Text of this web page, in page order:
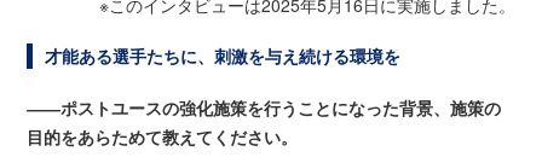
※このインタビューは2025年5月16日に実施しました。
才能ある選手たちに、刺激を与え続ける環境を
――ポストユースの強化施策を行うことになった背景、施策の
目的をあらためて教えてください。